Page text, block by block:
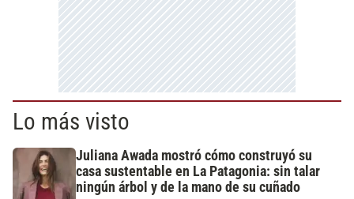
Lo más visto
Juliana Awada mostró cómo construyó su
casa sustentable en La Patagonia: sin talar
ningún árbol y de la mano de su cuñado